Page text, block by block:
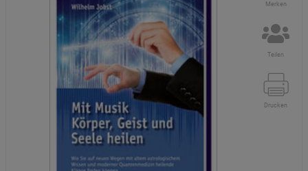
Merken
Teilen
Drucken